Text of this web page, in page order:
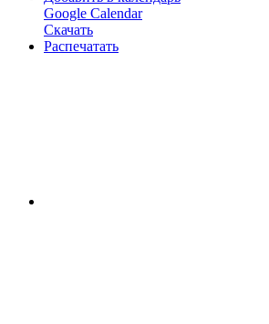
Google Calendar
Скачать
Распечатать